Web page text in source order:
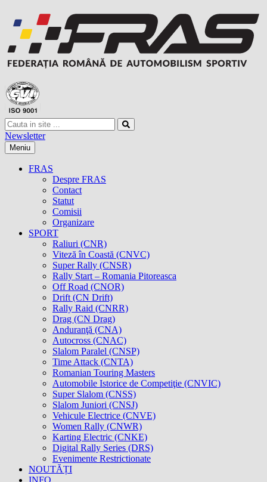
Newsletter
Meniu
FRAS
Despre FRAS
Contact
Statut
Comisii
Organizare
SPORT
Raliuri (CNR)
Viteză în Coastă (CNVC)
Super Rally (CNSR)
Rally Start – Romania Pitoreasca
Off Road (CNOR)
Drift (CN Drift)
Rally Raid (CNRR)
Drag (CN Drag)
Anduranţă (CNA)
Autocross (CNAC)
Slalom Paralel (CNSP)
Time Attack (CNTA)
Romanian Touring Masters
Automobile Istorice de Competiţie (CNVIC)
Super Slalom (CNSS)
Slalom Juniori (CNSJ)
Vehicule Electrice (CNVE)
Women Rally (CNWR)
Karting Electric (CNKE)
Digital Rally Series (DRS)
Evenimente Restrictionate
NOUTĂȚI